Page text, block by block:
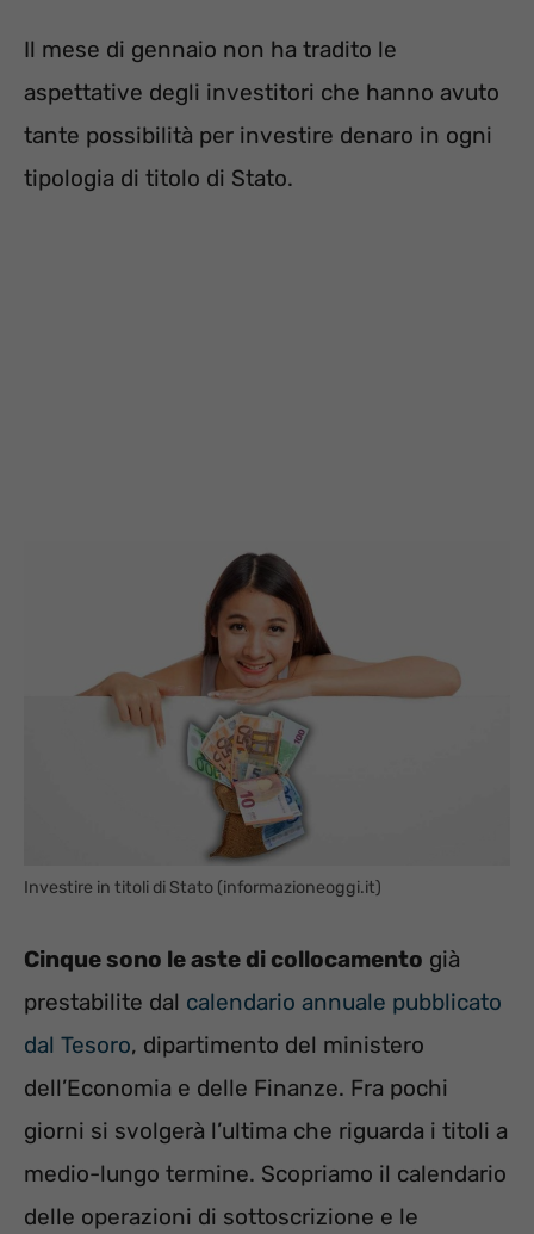
Il mese di gennaio non ha tradito le
aspettative degli investitori che hanno avuto
tante possibilità per investire denaro in ogni
tipologia di titolo di Stato.
Investire in titoli di Stato (informazioneoggi.it)
Cinque sono le aste di collocamento già
prestabilite dal calendario annuale pubblicato
dal Tesoro, dipartimento del ministero
dell’Economia e delle Finanze. Fra pochi
giorni si svolgerà l’ultima che riguarda i titoli a
medio-lungo termine. Scopriamo il calendario
delle operazioni di sottoscrizione e le